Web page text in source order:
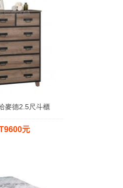
麥德2.5尺斗櫃
元